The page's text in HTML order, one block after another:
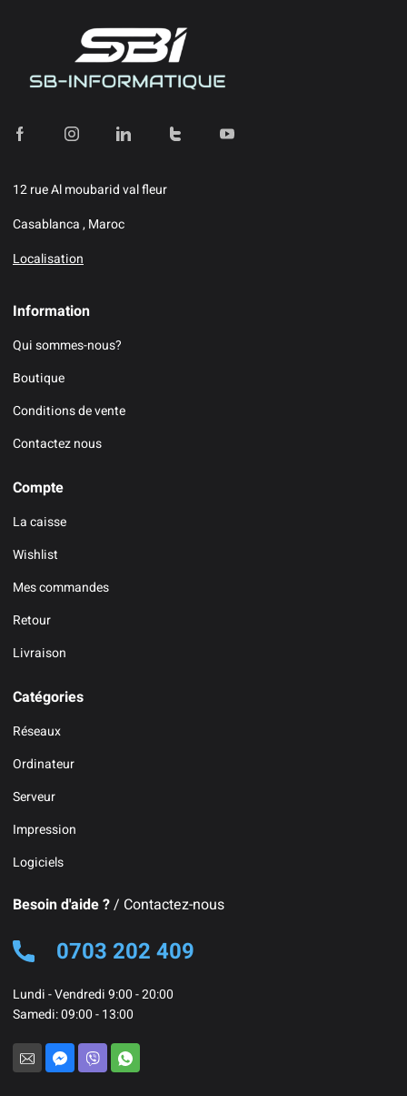
12 rue Al moubarid val fleur
Casablanca , Maroc
Localisation
Information
Qui sommes-nous?
Boutique
Conditions de vente
Contactez nous
Compte
La caisse
Wishlist
Mes commandes
Retour
Livraison
Catégories
Réseaux
Ordinateur
Serveur
Impression
Logiciels
Besoin d'aide ?/ Contactez-nous
0703 202 409
Lundi - Vendredi 9:00 - 20:00
Samedi: 09:00 - 13:00